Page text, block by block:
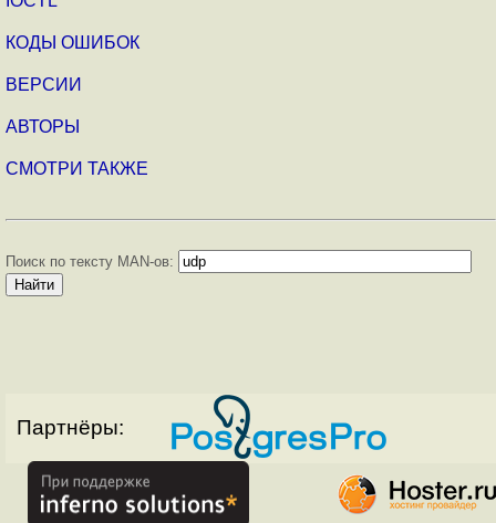
КОДЫ ОШИБОК
ВЕРСИИ
АВТОРЫ
СМОТРИ ТАКЖЕ
Поиск по тексту MAN-ов:
Партнёры: